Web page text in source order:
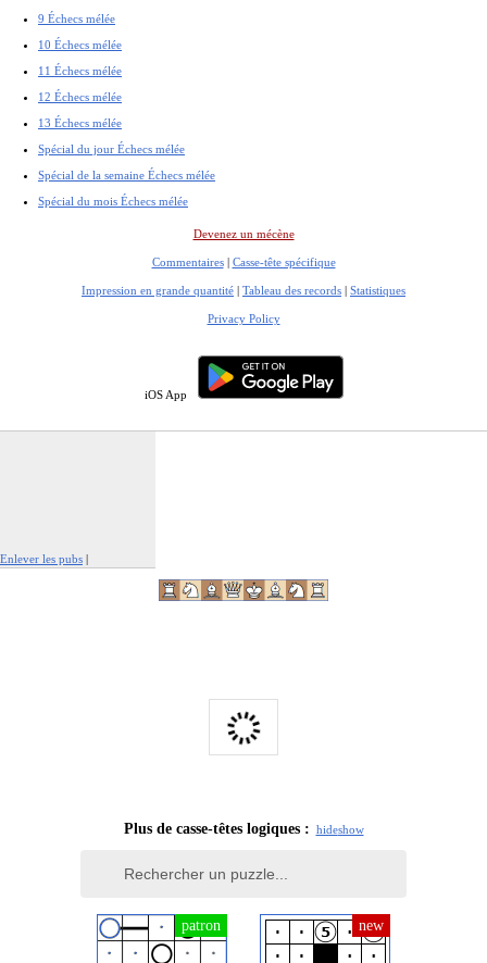
9 Échecs mélée
10 Échecs mélée
11 Échecs mélée
12 Échecs mélée
13 Échecs mélée
Spécial du jour Échecs mélée
Spécial de la semaine Échecs mélée
Spécial du mois Échecs mélée
Devenez un mécène
Commentaires| Casse-tête spécifique
Impression en grande quantité | Tableau des records | Statistiques
Privacy Policy
iOS App
Enlever les pubs |
Plus de casse-têtes logiques : hideshow